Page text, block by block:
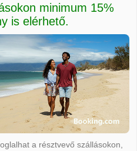
minimum 15%
is elérhető.
a résztvevő szállásokon,